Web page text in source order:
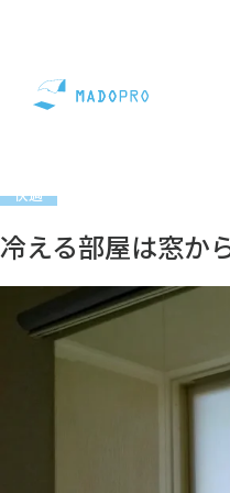
コラム 快適
快適
冷える部屋は窓か